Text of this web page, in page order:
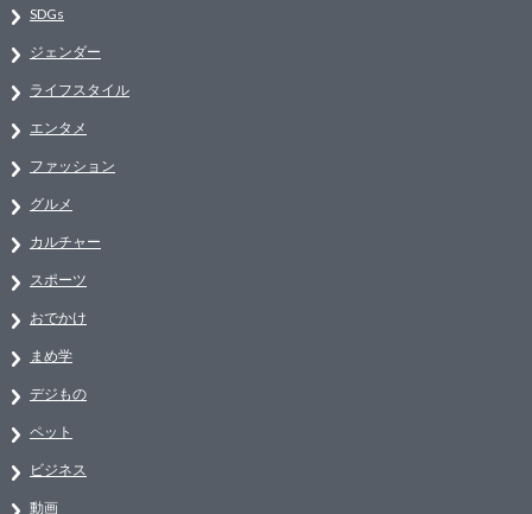
SDGs
ジェンダー
ライフスタイル
エンタメ
ファッション
グルメ
カルチャー
スポーツ
おでかけ
まめ学
デジもの
ペット
ビジネス
動画